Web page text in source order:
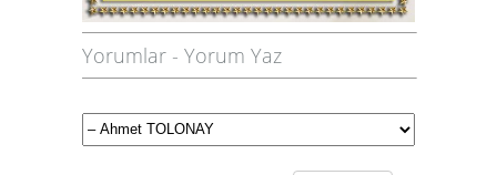
Yorumlar - Yorum Yaz